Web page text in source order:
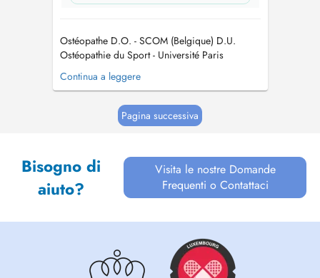
Ostéopathe D.O. - SCOM (Belgique) D.U.
Ostéopathie du Sport - Université Paris
Nanterre Diplômé ASD/SFDN Dry Needling -
David G. Simons Academy Spécialisé dans les
prévention des pathologies du sportif.
Engagements dans des clubs et/ou organisati...
Continua a leggere
Pagina successiva
Bisogno di
aiuto?
Visita le nostre Domande
Frequenti o Contattaci